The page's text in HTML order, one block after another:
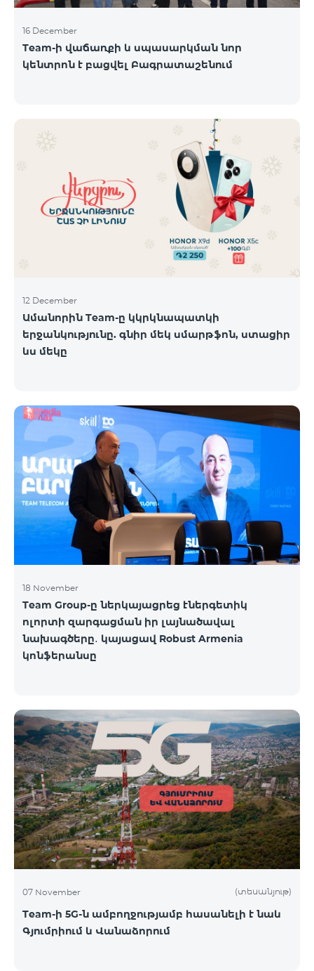
16 December
Team-ի վաճառքի և սպասարկման նոր
կենտրոն է բացվել Բագրատաշենում
12 December
Ամանորին Team-ը կկրկնապատկի
երջանկությունը. գնիր մեկ սմարթֆոն, ստացիր
ևս մեկը
18 November
Team Group-ը ներկայացրեց էներգետիկ
ոլորտի զարգացման իր լայնածավալ
նախագծերը․ կայացավ Robust Armenia
կոնֆերանսը
07 November (տեսանյութ)
Team-ի 5G-ն ամբողջությամբ հասանելի է նաև
Գյումրիում և Վանաձորում